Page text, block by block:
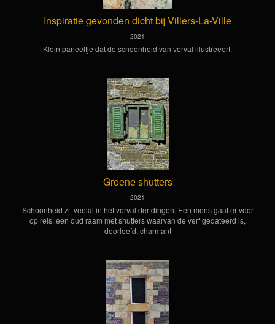
Inspiratie gevonden dicht bij Villers-La-Ville
2021
Klein paneeltje dat de schoonheid van verval illustreeert.
Groene shutters
2021
Schoonheid zit veelal in het verval der dingen. Een mens gaat er voor
op reis. een oud raam met shutters waarvan de verf gedateerd is,
doorleefd, charmant